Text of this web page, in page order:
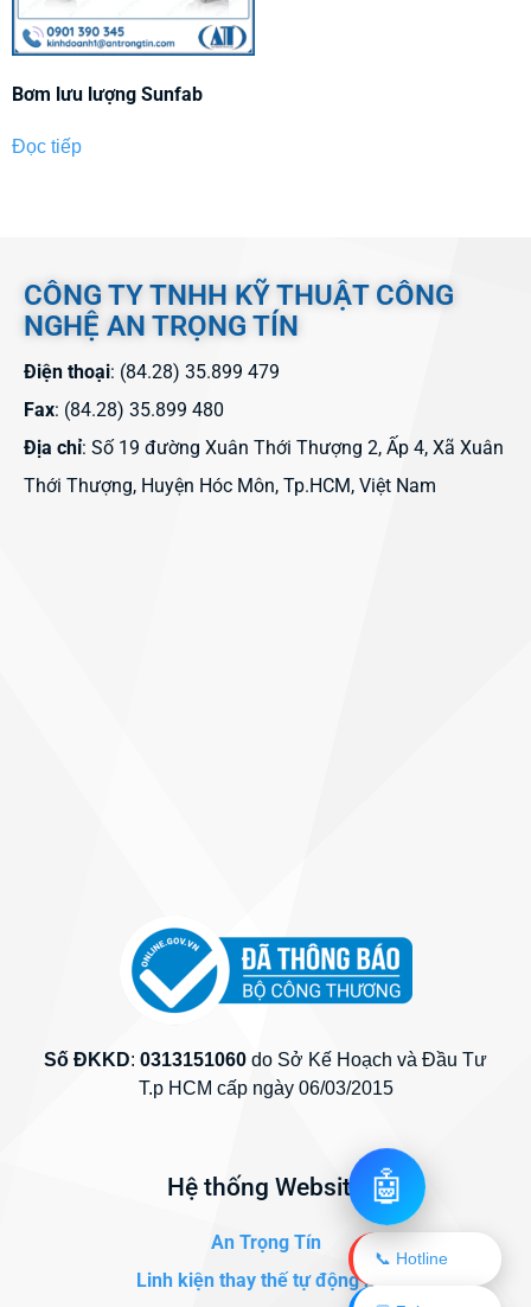
Bơm lưu lượng Sunfab
Đọc tiếp
CÔNG TY TNHH KỸ THUẬT CÔNG
NGHỆ AN TRỌNG TÍN
Điện thoại: (84.28) 35.899 479
Fax: (84.28) 35.899 480
Địa chỉ: Số 19 đường Xuân Thới Thượng 2, Ấp 4, Xã Xuân
Thới Thượng, Huyện Hóc Môn, Tp.HCM, Việt Nam
Số ĐKKD: 0313151060 do Sở Kế Hoạch và Đầu Tư
T.p HCM cấp ngày 06/03/2015
Hệ thống Website
An Trọng Tín
Linh kiện thay thế tự động hóa
🤖
📞 Hotline